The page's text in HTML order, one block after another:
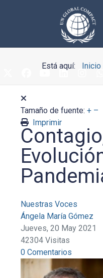
Está aquí: Inicio
Tamaño de fuente: + –
Imprimir
Nuestras Voces
Ángela María Gómez
Jueves, 20 May 2021
42304 Visitas
0 Comentarios